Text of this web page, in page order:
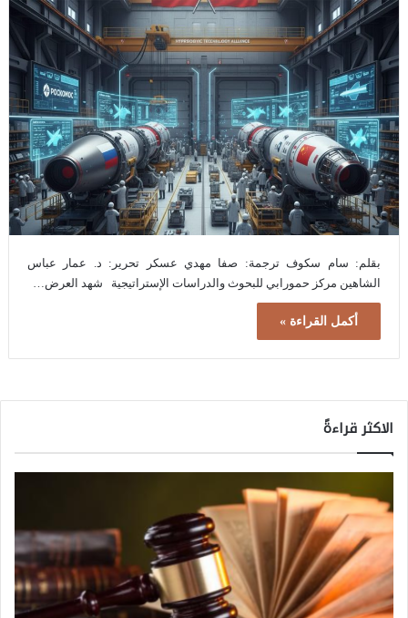
بقلم: سام سكوف ترجمة: صفا مهدي عسكر تحرير: د. عمار عباس
الشاهين مركز حمورابي للبحوث والدراسات الإستراتيجية شهد العرض…
أكمل القراءة »
الاكثر قراءةً